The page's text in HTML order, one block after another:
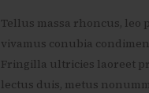
Tellus massa rhoncus, leo
vivamus conubia
Fringilla ultricies laoreet
lectus duis, metus